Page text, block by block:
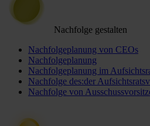
Nachfolge gestalten
Nachfolgeplanung von CEOs
Nachfolgeplanung
Nachfolgeplanung im
Nachfolge des:der
Nachfolge von